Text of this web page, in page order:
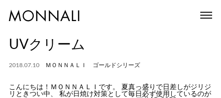
UVクリーム
2018.07.10 ＭＯＮＮＡＬＩ ゴールドシリーズ
こんにちは！ＭＯＮＮＡＬＩです。 夏真っ盛りで日差しがジリジ
リときつい中、 私が日焼け対策として毎日必ず使用しているのが